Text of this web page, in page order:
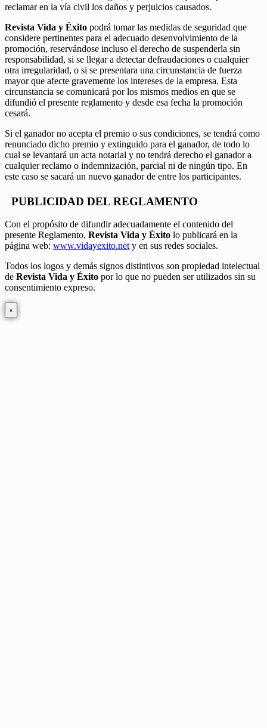
reclamar en la vía civil los daños y perjuicios causados.
Revista Vida y Éxito podrá tomar las medidas de seguridad que
considere pertinentes para el adecuado desenvolvimiento de la
promoción, reservándose incluso el derecho de suspenderla sin
responsabilidad, si se llegar a detectar defraudaciones o cualquier
otra irregularidad, o si se presentara una circunstancia de fuerza
mayor que afecte gravemente los intereses de la empresa. Esta
circunstancia se comunicará por los mismos medios en que se
difundió el presente reglamento y desde esa fecha la promoción
cesará.
Si el ganador no acepta el premio o sus condiciones, se tendrá como
renunciado dicho premio y extinguido para el ganador, de todo lo
cual se levantará un acta notarial y no tendrá derecho el ganador a
cualquier reclamo o indemnización, parcial ni de ningún tipo. En
este caso se sacará un nuevo ganador de entre los participantes.
PUBLICIDAD DEL REGLAMENTO
Con el propósito de difundir adecuadamente el contenido del
presente Reglamento, Revista Vida y Éxito lo publicará en la
página web: www.vidayexito.nety en sus redes sociales.
Todos los logos y demás signos distintivos son propiedad intelectual
de Revista Vida y Éxito por lo que no pueden ser utilizados sin su
consentimiento expreso.
×